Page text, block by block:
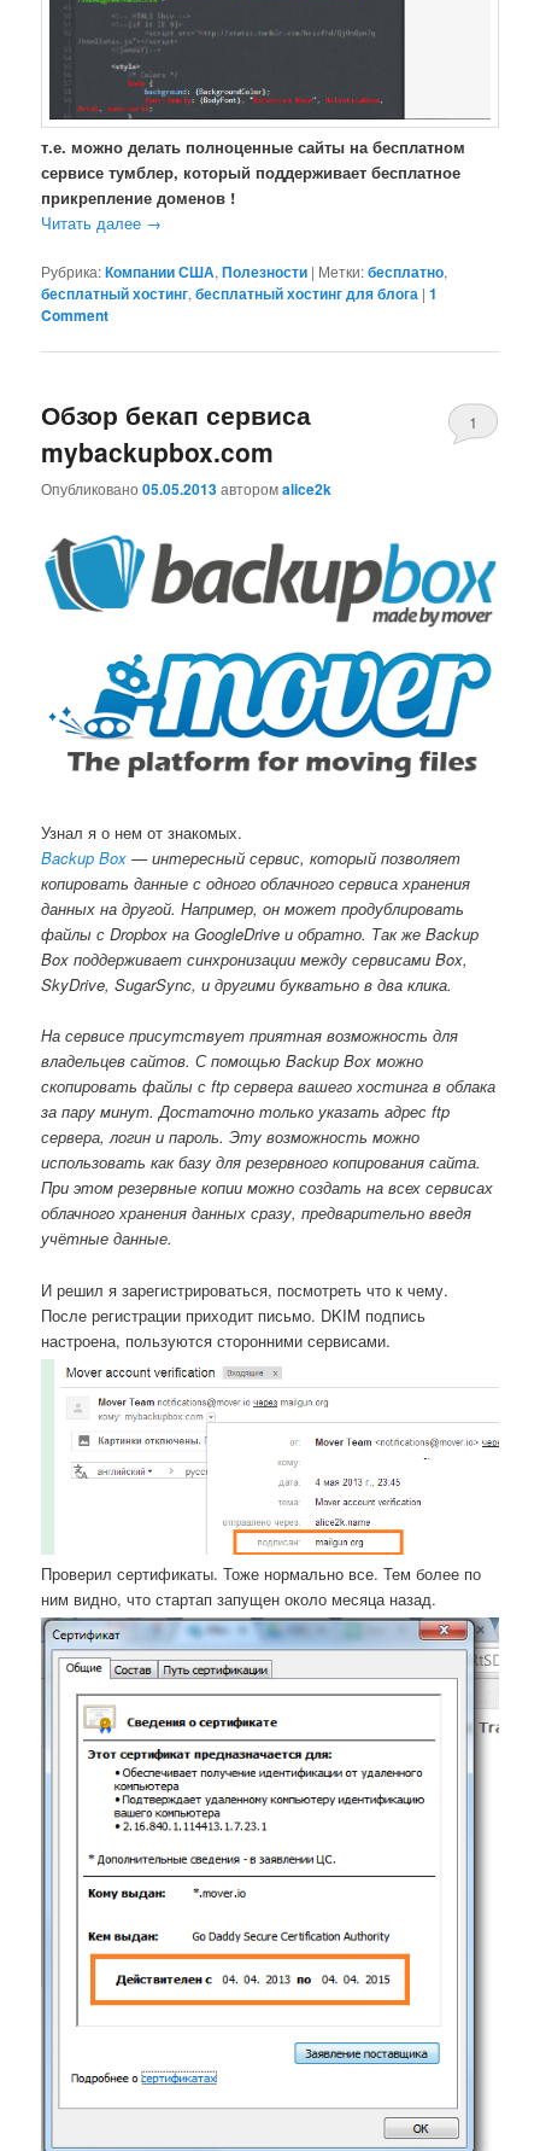
т.е. можно делать полноценные сайты на бесплатном
сервисе тумблер, который поддерживает бесплатное
прикрепление доменов !
Читать далее →
Рубрика:Компании США,Полезности | Метки:бесплатно,
бесплатный хостинг,бесплатный хостинг для блога |1
Comment
Обзор бекап сервиса
mybackupbox.com
Опубликовано05.05.2013авторомalice2k
1
Узнал я о нем от знакомых.
Backup Box — интересный сервис, который позволяет
копировать данные с одного облачного сервиса хранения
данных на другой. Например, он может продублировать
файлы с Dropbox на GoogleDrive и обратно. Так же Backup
Box поддерживает синхронизации между сервисами Box,
SkyDrive, SugarSync, и другими букватьно в два клика.
На сервисе присутствует приятная возможность для
владельцев сайтов. С помощью Backup Box можно
скопировать файлы с ftp сервера вашего хостинга в облака
за пару минут. Достаточно только указать адрес ftp
сервера, логин и пароль. Эту возможность можно
использовать как базу для резервного копирования сайта.
При этом резервные копии можно создать на всех сервисах
облачного хранения данных сразу, предварительно введя
учётные данные.
И решил я зарегистрироваться, посмотреть что к чему.
После регистрации приходит письмо. DKIM подпись
настроена, пользуются сторонними сервисами.
Проверил сертификаты. Тоже нормально все. Тем более по
ним видно, что стартап запущен около месяца назад.